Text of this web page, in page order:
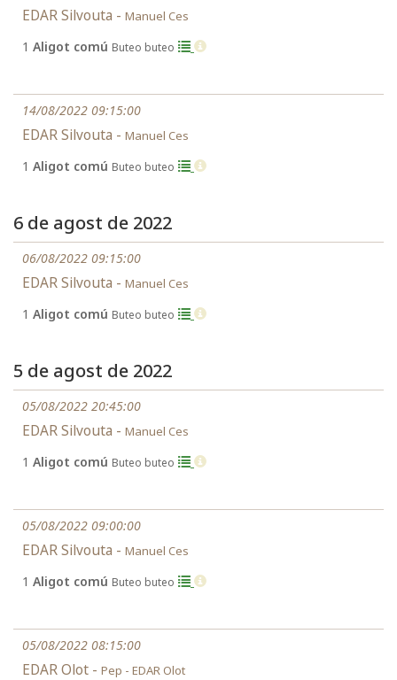
EDAR Silvouta - Manuel Ces
1 Aligot comú Buteo buteo
14/08/2022 09:15:00
EDAR Silvouta - Manuel Ces
1 Aligot comú Buteo buteo
6 de agost de 2022
06/08/2022 09:15:00
EDAR Silvouta - Manuel Ces
1 Aligot comú Buteo buteo
5 de agost de 2022
05/08/2022 20:45:00
EDAR Silvouta - Manuel Ces
1 Aligot comú Buteo buteo
05/08/2022 09:00:00
EDAR Silvouta - Manuel Ces
1 Aligot comú Buteo buteo
05/08/2022 08:15:00
EDAR Olot - Pep - EDAR Olot